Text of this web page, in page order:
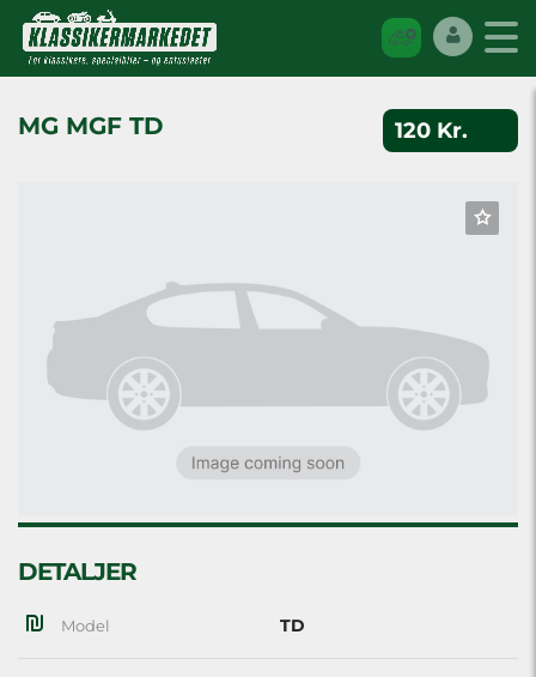
120 Kr.
MG MGF TD
DETALJER
Model TD